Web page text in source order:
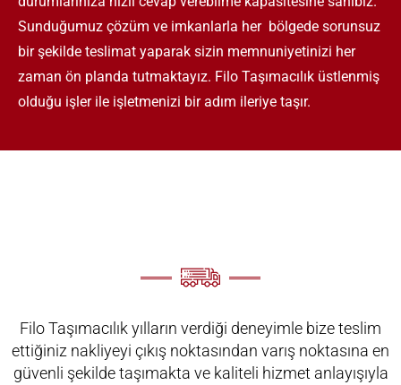
Sunduğumuz çözüm ve imkanlarla her bölgede sorunsuz
bir şekilde teslimat yaparak sizin memnuniyetinizi her
zaman ön planda tutmaktayız. Filo Taşımacılık üstlenmiş
olduğu işler ile işletmenizi bir adım ileriye taşır.
Filo Taşımacılık yılların verdiği deneyimle bize teslim
ettiğiniz nakliyeyi çıkış noktasından varış noktasına en
güvenli şekilde taşımakta ve kaliteli hizmet anlayışıyla